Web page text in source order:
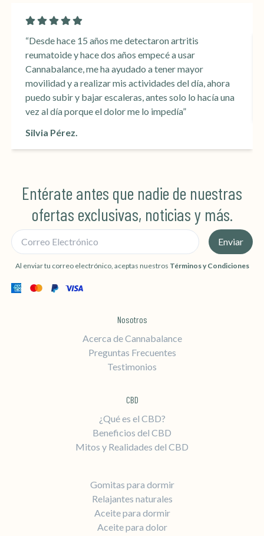
“Desde hace 15 años me detectaron artritis
reumatoide y hace dos años empecé a usar
Cannabalance, me ha ayudado a tener mayor
movilidad y a realizar mis actividades del día, ahora
puedo subir y bajar escaleras, antes solo lo hacía una
vez al día porque el dolor me lo impedía”
Silvia Pérez.
Entérate antes que nadie de nuestras
ofertas exclusivas, noticias y más.
Correo Electrónico
Enviar
Al enviar tu correo electrónico, aceptas nuestros Términos y Condiciones
Nosotros
Acerca de Cannabalance
Preguntas Frecuentes
Testimonios
CBD
¿Qué es el CBD?
Beneficios del CBD
Mitos y Realidades del CBD
Gomitas para dormir
Relajantes naturales
Aceite para dormir
Aceite para dolor